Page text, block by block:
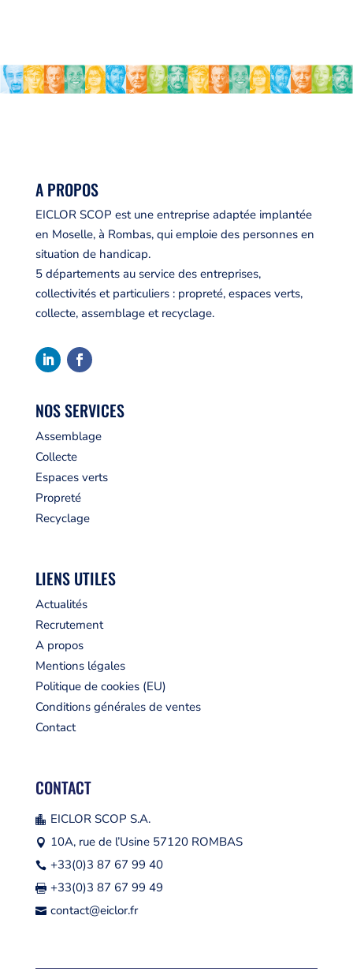
A PROPOS
EICLOR SCOP est une entreprise adaptée implantée
en Moselle, à Rombas, qui emploie des personnes en
situation de handicap.
5 départements au service des entreprises,
collectivités et particuliers : propreté, espaces verts,
collecte, assemblage et recyclage.
NOS SERVICES
Assemblage
Collecte
Espaces verts
Propreté
Recyclage
LIENS UTILES
Actualités
Recrutement
A propos
Mentions légales
Politique de cookies (EU)
Conditions générales de ventes
Contact
CONTACT
 EICLOR SCOP S.A.
 10A, rue de l’Usine 57120 ROMBAS
 +33(0)3 87 67 99 40
 +33(0)3 87 67 99 49
 contact@eiclor.fr